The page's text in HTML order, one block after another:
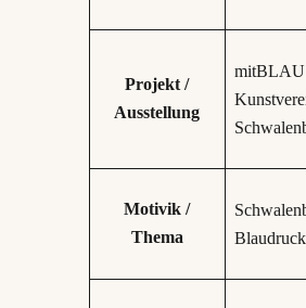
Projekt /
Ausstellung
Motivik /
Thema
Blaudruck